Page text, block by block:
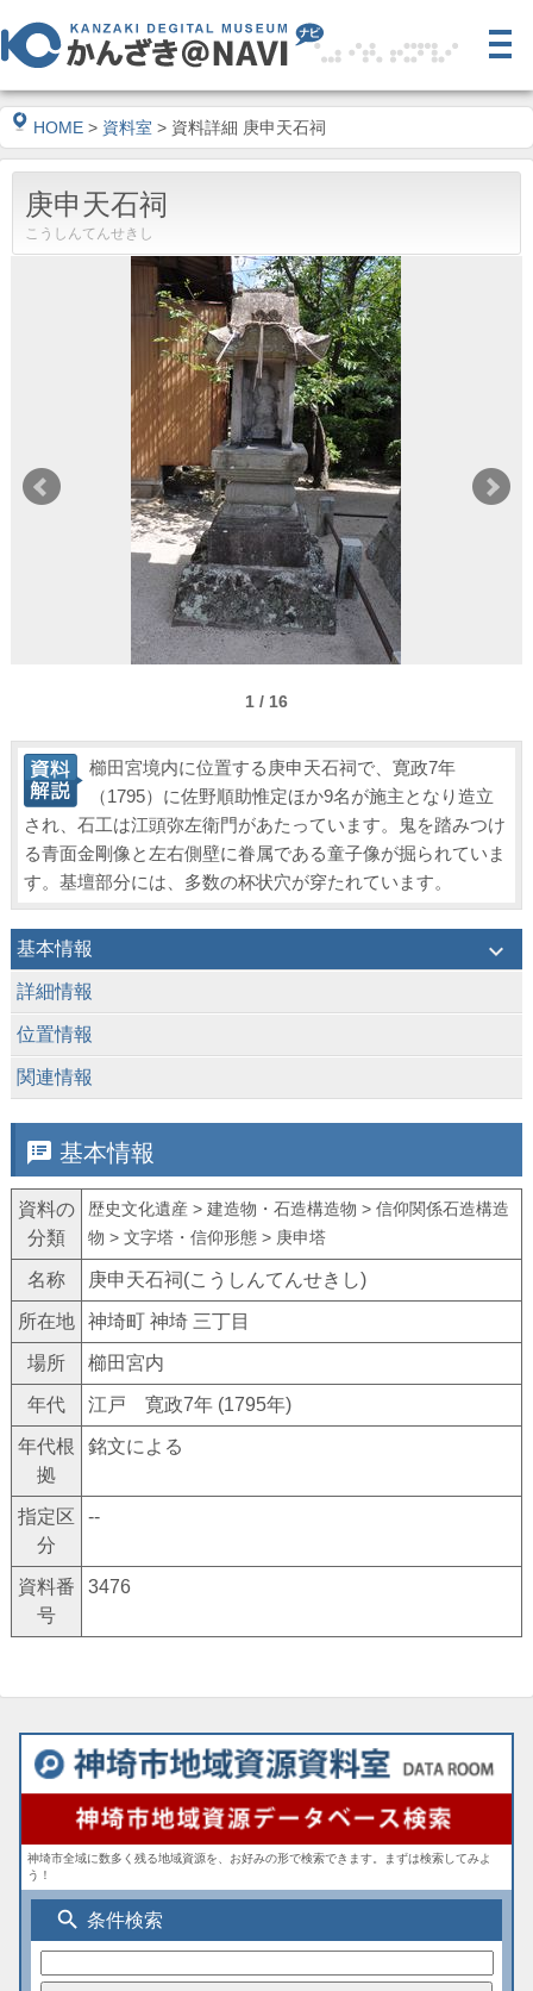
HOME > 資料室 > 資料詳細 庚申天石祠
庚申天石祠
こうしんてんせきし
1 / 16
櫛田宮境内に位置する庚申天石祠で、寛政7年
（1795）に佐野順助惟定ほか9名が施主となり造立
され、石工は江頭弥左衛門があたっています。鬼を踏みつけ
る青面金剛像と左右側壁に眷属である童子像が掘られていま
す。基壇部分には、多数の杯状穴が穿たれています。
基本情報 keyboard_arrow_down
詳細情報
位置情報
関連情報
speaker_notes 基本情報
資料の
分類
歴史文化遺産 > 建造物・石造構造物 > 信仰関係石造構造
物 > 文字塔・信仰形態 > 庚申塔
名称 庚申天石祠(こうしんてんせきし)
所在地 神埼町 神埼 三丁目
場所 櫛田宮内
年代 江戸 寛政7年 (1795年)
年代根
拠
銘文による
指定区
分
--
資料番
号
3476
神埼市全域に数多く残る地域資源を、お好みの形で検索できます。まずは検索してみよ
う！
search 条件検索